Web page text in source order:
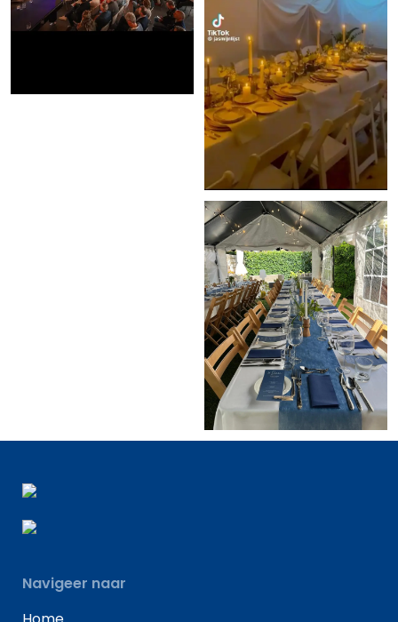
Navigeer naar